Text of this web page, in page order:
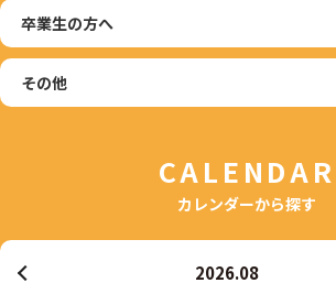
卒業生の方へ
その他
CALENDAR
カレンダーから探す
2026.08